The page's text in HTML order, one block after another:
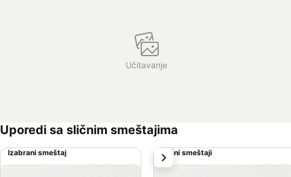
Učitavanje
Uporedi sa sličnim smeštajima
Izabrani smeštaj Slični smeštaji
sledeće